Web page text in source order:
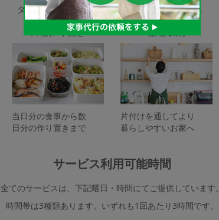
タスカジで依頼できるサービスは下記となります。
料理作り置き
当日分の食事から数
日分の作り置きまで
整理収納
片付けを通してより
暮らしやすいお家へ
サービス利用可能時間
全てのサービスは、下記曜日・時間にてご提供しています。
時間帯は3種類あります。いずれも1回あたり3時間です。